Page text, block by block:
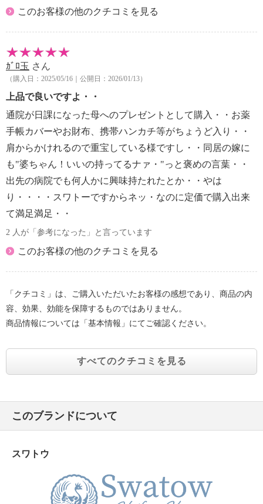
このお客様の他のクチコミを見る
ｶﾞﾛ玉 さん
（購入日：2025/05/16｜公開日：2026/01/13）
上品で良いですよ・・
通院が日課になった母へのプレゼントとして購入・・お薬
手帳カバーやお財布、携帯ハンカチ等がちょうど入り・・
肩からかけれるので重宝している様ですし・・同居の嫁に
も"婆ちゃん！いいの持ってるナァ・"っと褒めの言葉・・
出先の病院でも何人かに興味持たれたとか・・やは
り・・・・スワトーですからネッ・なのに定価で購入出来
て満足満足・・
2 人が「参考になった」と言っています
このお客様の他のクチコミを見る
「クチコミ」は、ご購入いただいたお客様の感想であり、商品の内
容、効果、効能を保障するものではありません。
商品情報については「基本情報」にてご確認ください。
すべてのクチコミを見る
このブランドについて
スワトウ